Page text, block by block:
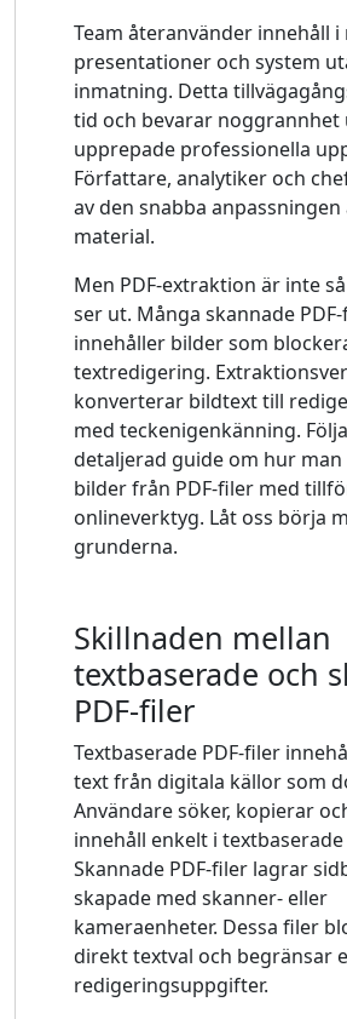
Team återanvänder innehåll i
presentationer och system
inmatning. Detta
tid och bevarar noggrannhet
upprepade professionella
Författare, analytiker och
av den snabba
material.
Men PDF-extraktion är inte
ser ut. Många skannade
innehåller bilder som
textredigering.
konverterar bildtext till
med teckenigenkänning.
detaljerad guide om hur
bilder från PDF-filer med
onlineverktyg. Låt oss börja
grunderna.
Skillnaden mellan
textbaserade och
PDF-filer
Textbaserade PDF-filer
text från digitala källor som
Användare söker, kopierar
innehåll enkelt i textbaserade
Skannade PDF-filer lagrar
skapade med skanner- eller
kameraenheter. Dessa filer
direkt textval och begränsar
redigeringsuppgifter.